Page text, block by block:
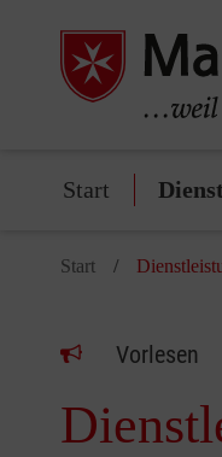
Start
Start
Vorlesen